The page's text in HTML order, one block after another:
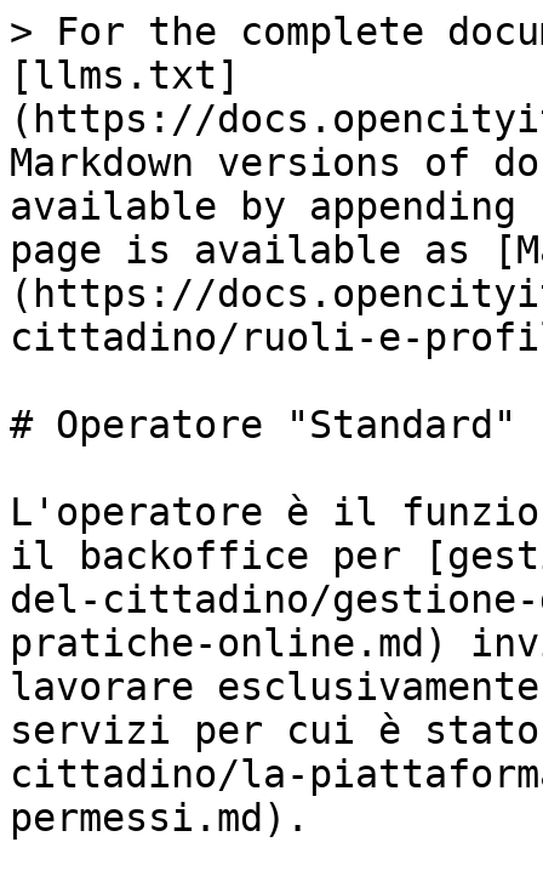
> For the complete
[llms.txt]
(https://
Markdown versions of
available by
page is available as
(https://
cittadino/ruoli-e-
# Operatore "Standard"
L'operatore è il
il backoffice per
del-cittadino/
pratiche-online.md)
lavorare
servizi per cui è
cittadino/la-
permessi.md).